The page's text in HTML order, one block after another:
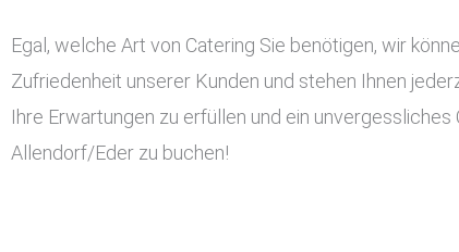
Egal, welche Art von Catering Sie benötigen, wir
Zufriedenheit unserer Kunden und stehen Ihnen
Ihre Erwartungen zu erfüllen und ein
Allendorf/Eder zu buchen!